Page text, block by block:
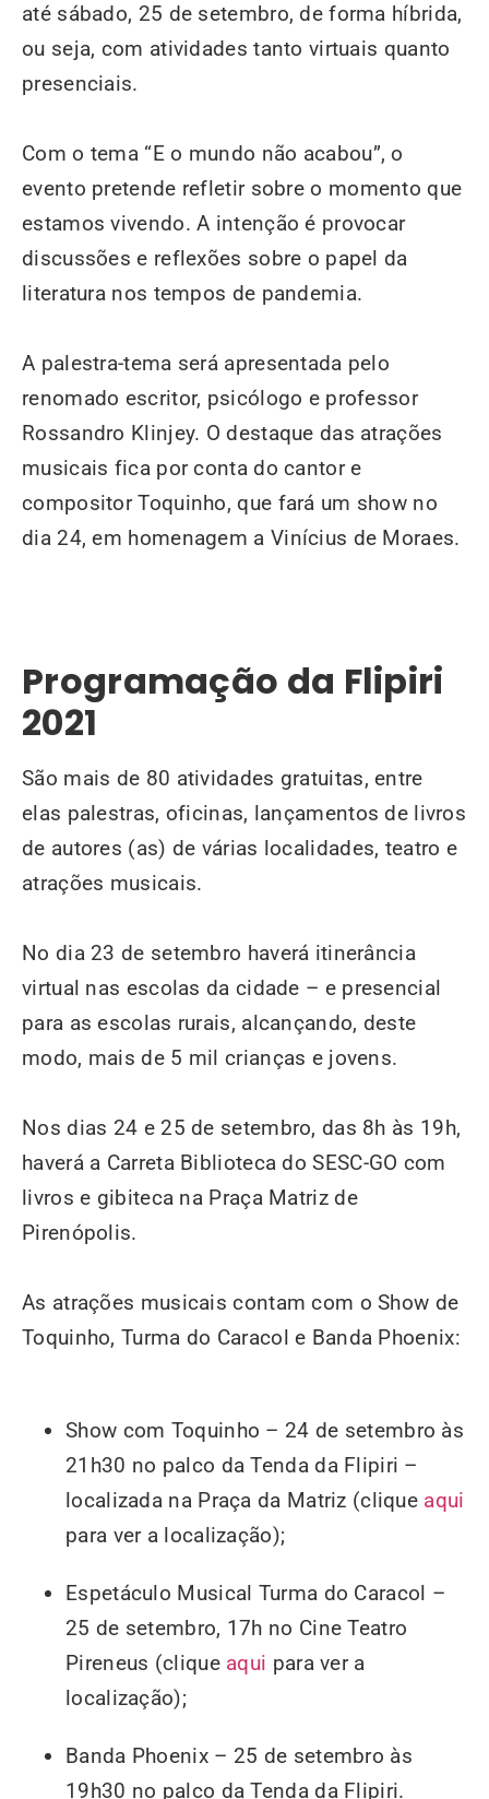
até sábado, 25 de setembro, de forma híbrida,
ou seja, com atividades tanto virtuais quanto
presenciais.
Com o tema “E o mundo não acabou”, o
evento pretende refletir sobre o momento que
estamos vivendo. A intenção é provocar
discussões e reflexões sobre o papel da
literatura nos tempos de pandemia.
A palestra-tema será apresentada pelo
renomado escritor, psicólogo e professor
Rossandro Klinjey. O destaque das atrações
musicais fica por conta do cantor e
compositor Toquinho, que fará um show no
dia 24, em homenagem a Vinícius de Moraes.
Programação da Flipiri
2021
São mais de 80 atividades gratuitas, entre
elas palestras, oficinas, lançamentos de livros
de autores (as) de várias localidades, teatro e
atrações musicais.
No dia 23 de setembro haverá itinerância
virtual nas escolas da cidade – e presencial
para as escolas rurais, alcançando, deste
modo, mais de 5 mil crianças e jovens.
Nos dias 24 e 25 de setembro, das 8h às 19h,
haverá a Carreta Biblioteca do SESC-GO com
livros e gibiteca na Praça Matriz de
Pirenópolis.
As atrações musicais contam com o Show de
Toquinho, Turma do Caracol e Banda Phoenix:
Show com Toquinho – 24 de setembro às
21h30 no palco da Tenda da Flipiri –
localizada na Praça da Matriz (clique aqui
para ver a localização);
Espetáculo Musical Turma do Caracol –
25 de setembro, 17h no Cine Teatro
Pireneus (clique aqui para ver a
localização);
Banda Phoenix – 25 de setembro às
19h30 no palco da Tenda da Flipiri.